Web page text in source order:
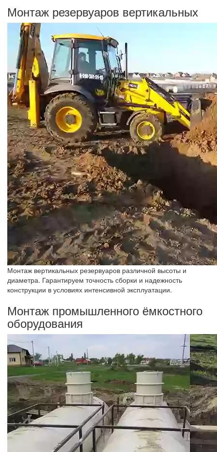
Монтаж резервуаров вертикальных
Монтаж вертикальных резервуаров различной высоты и
диаметра. Гарантируем точность сборки и надежность
конструкции в условиях интенсивной эксплуатации.
Монтаж промышленного ёмкостного
оборудования